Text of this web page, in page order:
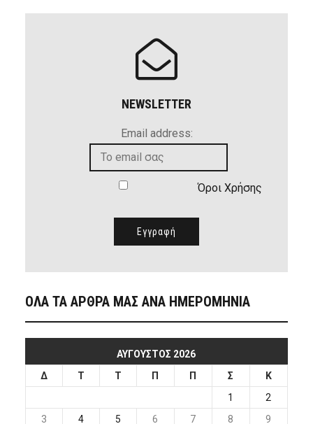
NEWSLETTER
Email address:
Όροι Χρήσης
ΟΛΑ ΤΑ ΑΡΘΡΑ ΜΑΣ ΑΝΑ ΗΜΕΡΟΜΗΝΙΑ
ΑΎΓΟΥΣΤΟΣ 2026
Δ
Τ Τ Π Π Σ
Κ
1
2
3
4 5 6 7 8 9